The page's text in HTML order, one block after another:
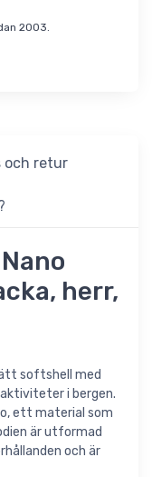
2003.
och retur
herr,
softshell med
i bergen.
ett material som
är utformad
och är